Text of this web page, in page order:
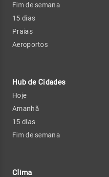
Fim de semana
15 dias
Praias
Aeroportos
Hub de Cidades
Hoje
Amanhã
15 dias
Fim de semana
Clima